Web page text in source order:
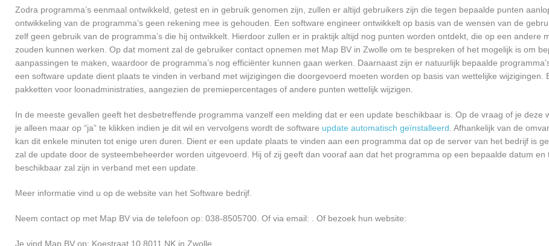
Zodra programma’s eenmaal ontwikkeld, getest en in gebruik genomen zijn, zullen er altijd gebruikers zijn die tegen bepaalde punten
ontwikkeling van de programma’s geen rekening mee is gehouden. Een software engineer ontwikkelt op basis van de wensen van de
zelf geen gebruik van de programma’s die hij ontwikkelt. Hierdoor zullen er in praktijk altijd nog punten worden ontdekt, die op een andere
zouden kunnen werken. Op dat moment zal de gebruiker contact opnemen met Map BV in Zwolle om te bespreken of het mogelijk is om
aanpassingen te maken, waardoor de programma’s nog efficiënter kunnen gaan werken. Daarnaast zijn er natuurlijk bepaalde
een software update dient plaats te vinden in verband met wijzigingen die doorgevoerd moeten worden op basis van wettelijke wijzigingen.
pakketten voor loonadministraties, aangezien de premiepercentages of andere punten wettelijk wijzigen.
In de meeste gevallen geeft het desbetreffende programma vanzelf een melding dat er een update beschikbaar is. Op de vraag of je deze
je alleen maar op “ja” te klikken indien je dit wil en vervolgens wordt de software update automatisch geïnstalleerd . Afhankelijk van de
kan dit enkele minuten tot enige uren duren. Dient er een update plaats te vinden aan een programma dat op de server van het bedrijf is
zal de update door de systeembeheerder worden uitgevoerd. Hij of zij geeft dan vooraf aan dat het programma op een bepaalde datum en
beschikbaar zal zijn in verband met een update.
Meer informatie vind u op de website van het Software bedrijf.
Neem contact op met Map BV via de telefoon op: 038-8505700. Of via email: . Of bezoek hun website:
Je vind Map BV op: Koestraat 10 8011 NK in Zwolle.